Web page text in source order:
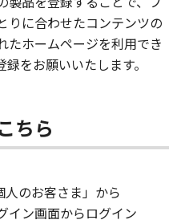
りに合わせたコンテンツの
たホームページを利用でき
をお願いいたします。
ちら
のお客さま」から
イン画面からログイン